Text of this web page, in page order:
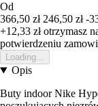
Od
366,50 zł 246,50 zł -
+12,33 złotrzymasz
potwierdzeniu
Loading...
Opis
Buty indoor Nike